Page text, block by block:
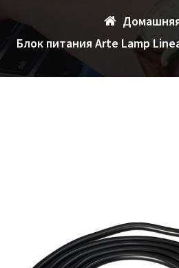
Блок питания Arte Lamp